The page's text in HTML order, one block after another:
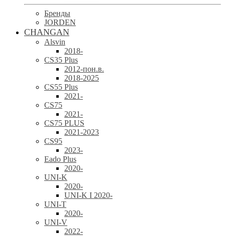
Бренды
JORDEN
CHANGAN
Alsvin
2018-
CS35 Plus
2012-пон.в.
2018-2025
CS55 Plus
2021-
CS75
2021-
CS75 PLUS
2021-2023
CS95
2023-
Eado Plus
2020-
UNI-K
2020-
UNI-K I 2020-
UNI-T
2020-
UNI-V
2022-